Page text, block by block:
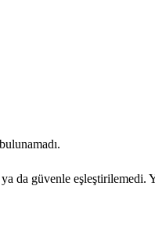
da güvenle eşleştirilemedi.